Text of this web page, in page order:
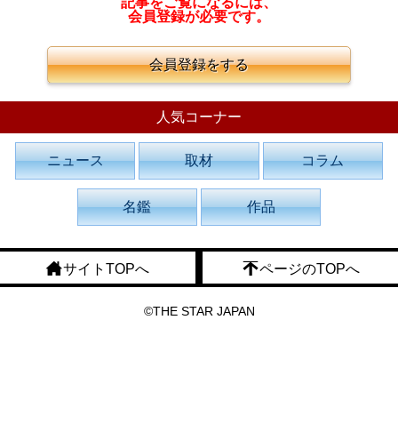
会員登録が必要です。
会員登録をする
人気コーナー
ニュース 取材 コラム
名鑑 作品
サイトTOPへ ページのTOPへ
©THE STAR JAPAN